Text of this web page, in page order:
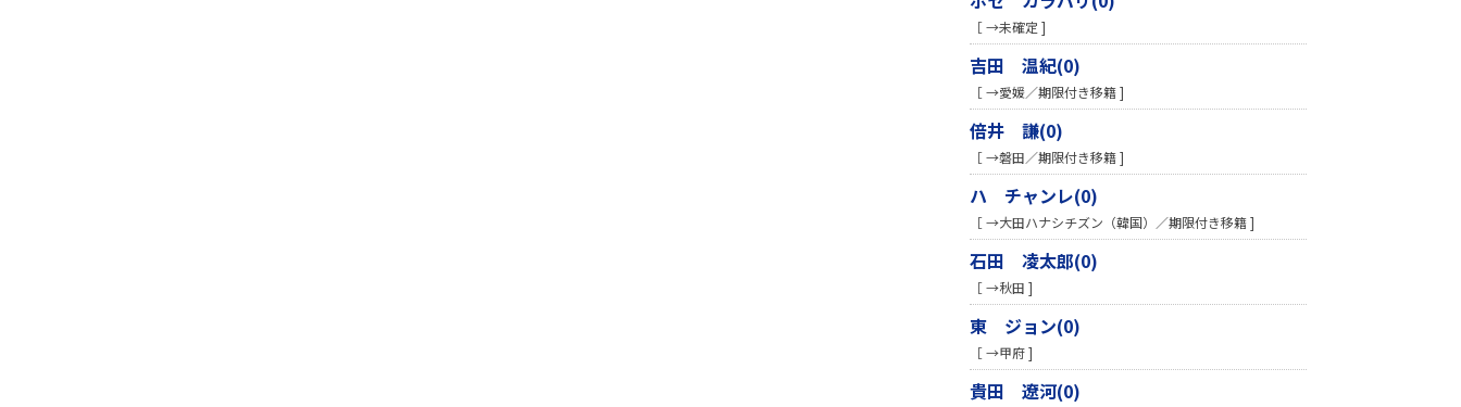
［ →未確定 ]
吉田 温紀(0)
［ →愛媛／期限付き移籍 ]
倍井 謙(0)
［ →磐田／期限付き移籍 ]
ハ チャンレ(0)
［ →大田ハナシチズン（韓国）／期限付き移籍 ]
石田 凌太郎(0)
［ →秋田 ]
東 ジョン(0)
［ →甲府 ]
貴田 遼河(0)